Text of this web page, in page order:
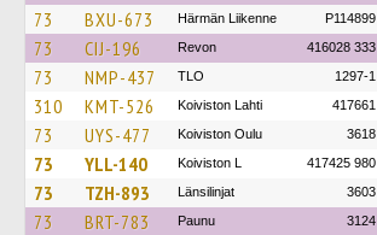
73
BXU-673 Härmän Liikenne P114899
73 CIJ-196 Revon 416028 333
73 NMP-437 TLO 1297-1
310 KMT-526 Koiviston Lahti 417661
73 UYS-477 Koiviston Oulu 3618
73 YLL-140 Koiviston L 417425 980
73 TZH-893 Länsilinjat 3603
73 BRT-783 Paunu 3124